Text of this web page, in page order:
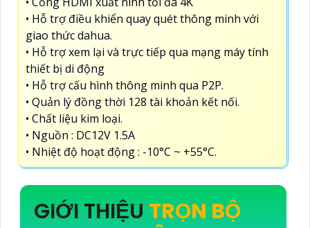
• Hỗ trợ điều khiển quay quét thông minh với
giao thức dahua.
• Hỗ trợ xem lại và trực tiếp qua mạng máy tính
thiết bị di động
• Hỗ trợ cấu hình thông minh qua P2P.
• Quản lý đồng thời 128 tài khoản kết nối.
• Chất liệu kim loại.
• Nguồn : DC12V 1.5A
• Nhiệt độ hoạt động : -10°C ~ +55°C.
GIỚI THIỆU TRỌN BỘ